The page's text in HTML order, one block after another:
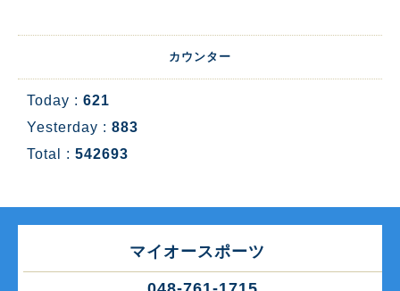
カウンター
Today : 621
Yesterday : 883
Total : 542693
マイオースポーツ